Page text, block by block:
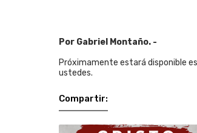
Por Gabriel Montaño. -
Próximamente estará disponible
ustedes.
Compartir: